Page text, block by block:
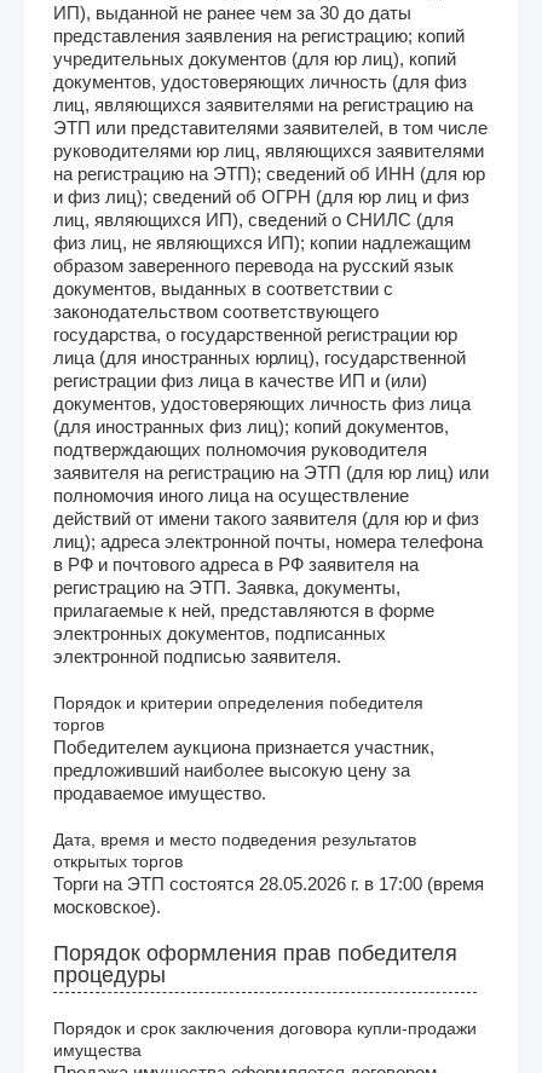
ИП), выданной не ранее чем за 30 до даты
представления заявления на регистрацию; копий
учредительных документов (для юр лиц), копий
документов, удостоверяющих личность (для физ
лиц, являющихся заявителями на регистрацию на
ЭТП или представителями заявителей, в том числе
руководителями юр лиц, являющихся заявителями
на регистрацию на ЭТП); сведений об ИНН (для юр
и физ лиц); сведений об ОГРН (для юр лиц и физ
лиц, являющихся ИП), сведений о СНИЛС (для
физ лиц, не являющихся ИП); копии надлежащим
образом заверенного перевода на русский язык
документов, выданных в соответствии с
законодательством соответствующего
государства, о государственной регистрации юр
лица (для иностранных юрлиц), государственной
регистрации физ лица в качестве ИП и (или)
документов, удостоверяющих личность физ лица
(для иностранных физ лиц); копий документов,
подтверждающих полномочия руководителя
заявителя на регистрацию на ЭТП (для юр лиц) или
полномочия иного лица на осуществление
действий от имени такого заявителя (для юр и физ
лиц); адреса электронной почты, номера телефона
в РФ и почтового адреса в РФ заявителя на
регистрацию на ЭТП. Заявка, документы,
прилагаемые к ней, представляются в форме
электронных документов, подписанных
электронной подписью заявителя.
Порядок и критерии определения победителя
торгов
Победителем аукциона признается участник,
предложивший наиболее высокую цену за
продаваемое имущество.
Дата, время и место подведения результатов
открытых торгов
Торги на ЭТП состоятся 28.05.2026 г. в 17:00 (время
московское).
Порядок оформления прав победителя
процедуры
Порядок и срок заключения договора купли-продажи
имущества